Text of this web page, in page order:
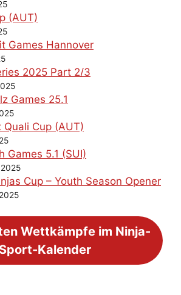
(AUT)
Games Hannover
2025 Part 2/3
Games 25.1
Quali Cup (AUT)
Games 5.1 (SUI)
Cup – Youth Season Opener
Wettkämpfe im Ninja-
Sport-Kalender